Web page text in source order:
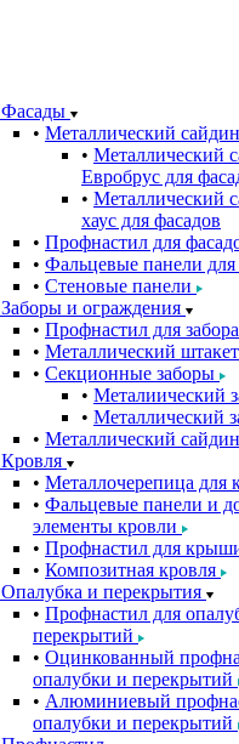
Фасады
Металлический
Металлический
Евробрус для
Металлический
хаус для фасадов
Профнастил для
Фальцевые панели для
Стеновые панели
Заборы и ограждения
Профнастил для забора
Металлический
Секционные заборы
Металиический
Металлический
Металлический
Кровля
Металлочерепица для
Фальцевые панели и
элементы кровли
Профнастил для
Композитная кровля
Опалубка и перекрытия
Профнастил для
перекрытий
Оцинкованный
опалубки и перекрытий
Алюминиевый
опалубки и перекрытий